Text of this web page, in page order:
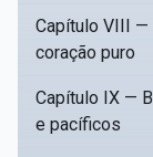
Capítulo VIII —
coração puro
Capítulo IX —
e pacíficos